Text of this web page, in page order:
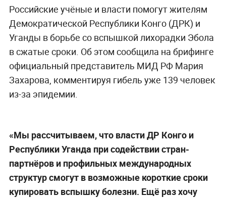
Российские учёные и власти помогут жителям
Демократической Республики Конго (ДРК) и
Уганды в борьбе со вспышкой лихорадки Эбола
в сжатые сроки. Об этом сообщила на брифинге
официальный представитель МИД РФ Мария
Захарова, комментируя гибель уже 139 человек
из-за эпидемии.
«Мы рассчитываем, что власти ДР Конго и
Республики Уганда при содействии стран-
партнёров и профильных международных
структур смогут в возможные короткие сроки
купировать вспышку болезни. Ещё раз хочу